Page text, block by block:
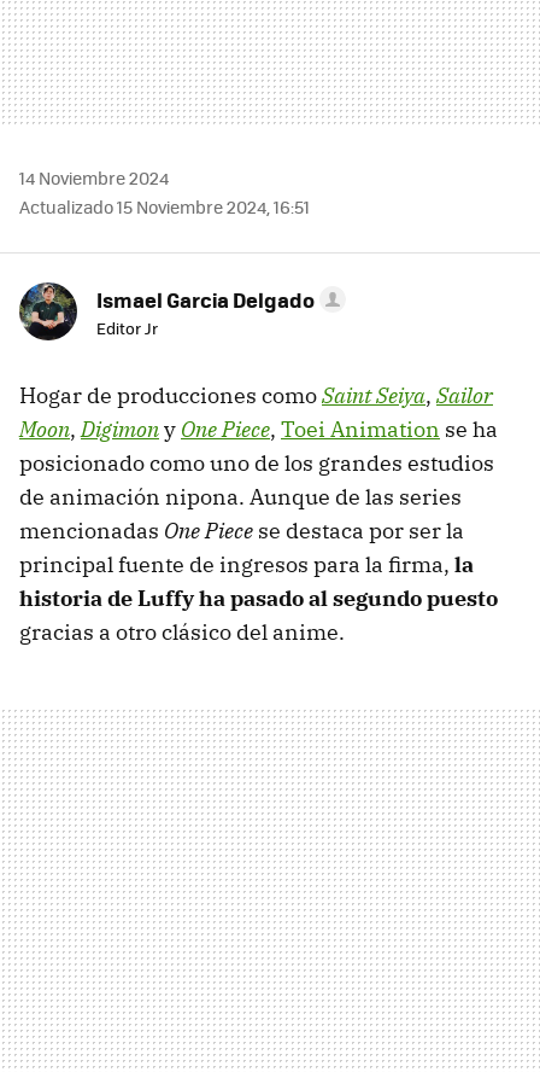
14 Noviembre 2024
Actualizado 15 Noviembre 2024, 16:51
Ismael Garcia Delgado
Editor Jr
Hogar de producciones comoSaint Seiya, Sailor
Moon,Digimony One Piece, Toei Animation se ha
posicionado como uno de los grandes estudios
de animación nipona. Aunque de las series
mencionadas One Piece se destaca por ser la
principal fuente de ingresos para la firma, la
historia de Luffy ha pasado al segundo puesto
gracias a otro clásico del anime.